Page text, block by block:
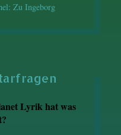
Zu Ingeborg
Lyrik hat was